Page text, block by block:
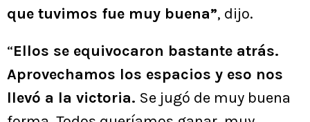
que tuvimos fue muy buena”, dijo.
“Ellos se equivocaron bastante atrás.
Aprovechamos los espacios y eso nos
llevó a la victoria. Se jugó de muy buena